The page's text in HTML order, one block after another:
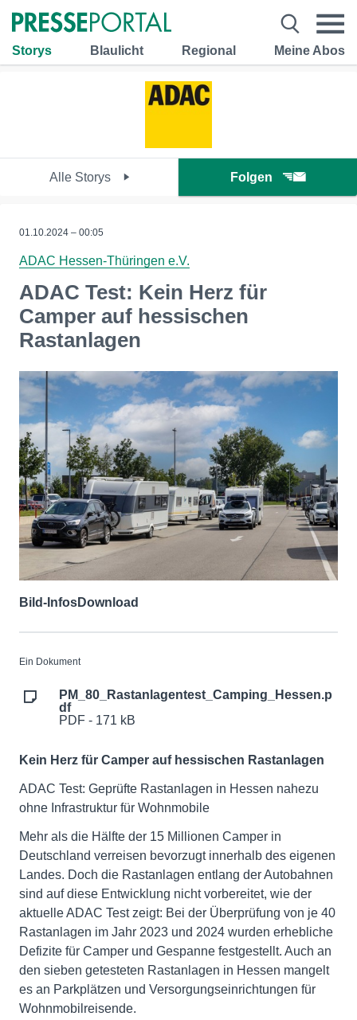
Storys Blaulicht Regional Meine Abos
Alle Storys Folgen
01.10.2024 – 00:05
ADAC Hessen-Thüringen e.V.
ADAC Test: Kein Herz für
Camper auf hessischen
Rastanlagen
Bild-InfosDownload
Ein Dokument
PM_80_Rastanlagentest_Camping_Hessen.p
df
PDF - 171 kB
Kein Herz für Camper auf hessischen Rastanlagen
ADAC Test: Geprüfte Rastanlagen in Hessen nahezu
ohne Infrastruktur für Wohnmobile
Mehr als die Hälfte der 15 Millionen Camper in
Deutschland verreisen bevorzugt innerhalb des eigenen
Landes. Doch die Rastanlagen entlang der Autobahnen
sind auf diese Entwicklung nicht vorbereitet, wie der
aktuelle ADAC Test zeigt: Bei der Überprüfung von je 40
Rastanlagen im Jahr 2023 und 2024 wurden erhebliche
Defizite für Camper und Gespanne festgestellt. Auch an
den sieben getesteten Rastanlagen in Hessen mangelt
es an Parkplätzen und Versorgungseinrichtungen für
Wohnmobilreisende.